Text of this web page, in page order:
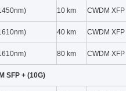
10 km CWDM XFP
40 km CWDM XFP
80 km CWDM XFP
SFP + (10G)